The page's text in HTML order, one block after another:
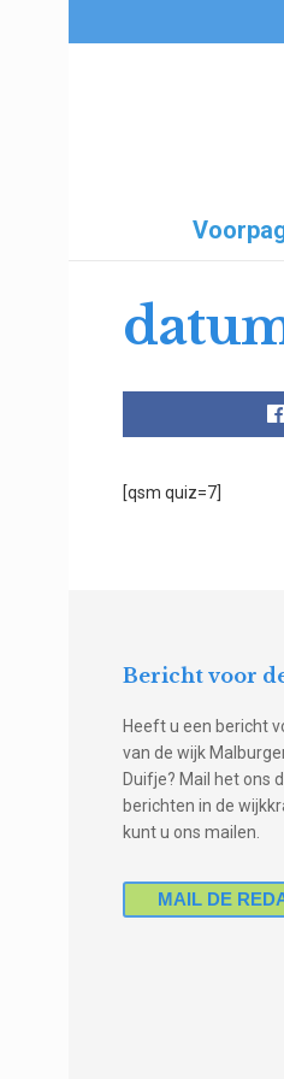
[qsm quiz=7]
Bericht voor
Heeft u een bericht
van de wijk
Duifje? Mail het ons
berichten in de
kunt u ons mailen.
MAIL DE